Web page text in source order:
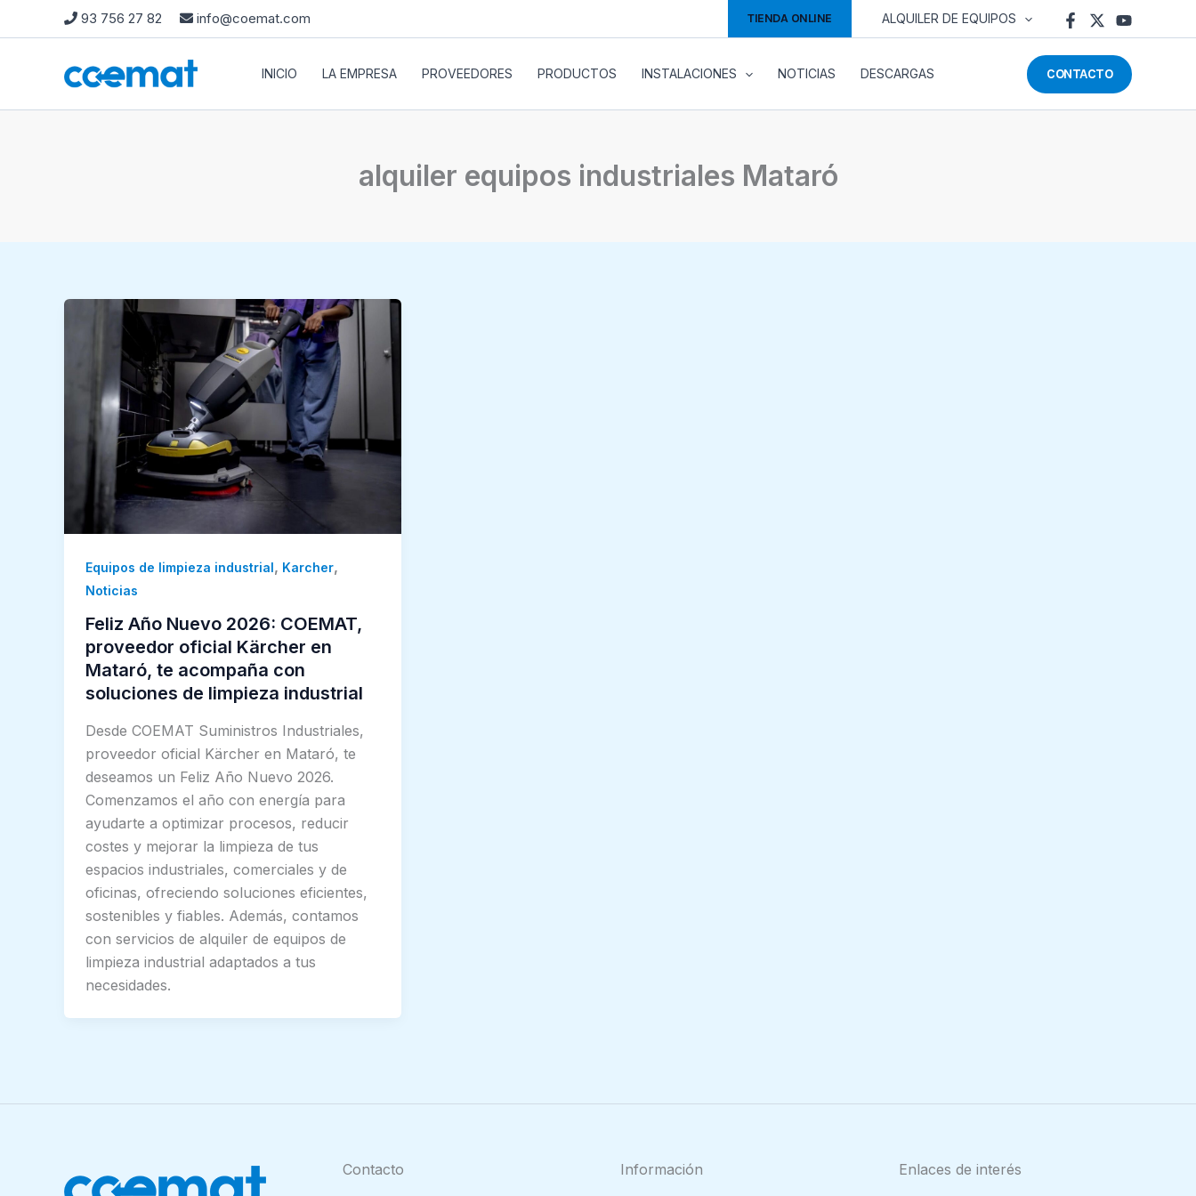
al
93 756 27 82 info@coemat.com TIENDA ONLINE ALQUILER DE EQUIPOS
INICIO LA EMPRESA PROVEEDORES PRODUCTOS INSTALACIONES NOTICIAS DESCARGAS CONTACTO
alquiler equipos industriales Mataró
Equipos de limpieza industrial, Karcher,
Noticias
Feliz Año Nuevo 2026: COEMAT,
proveedor oficial Kärcher en
Mataró, te acompaña con
soluciones de limpieza industrial
Desde COEMAT Suministros Industriales,
proveedor oficial Kärcher en Mataró, te
deseamos un Feliz Año Nuevo 2026.
Comenzamos el año con energía para
ayudarte a optimizar procesos, reducir
costes y mejorar la limpieza de tus
espacios industriales, comerciales y de
oficinas, ofreciendo soluciones eficientes,
sostenibles y fiables. Además, contamos
con servicios de alquiler de equipos de
limpieza industrial adaptados a tus
necesidades.
Contacto Información Enlaces de interés